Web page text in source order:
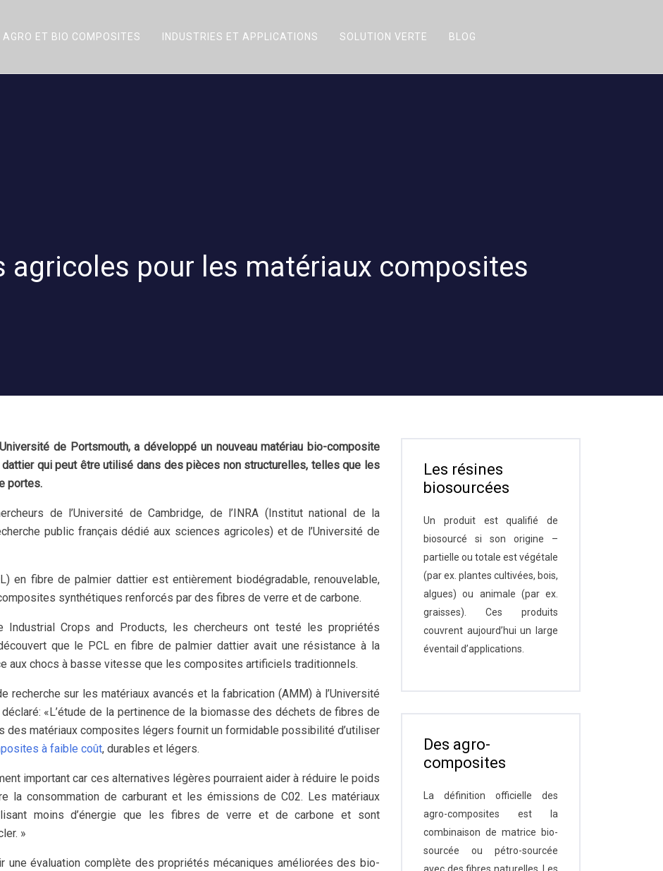
AGRO ET BIO COMPOSITES INDUSTRIES ET APPLICATIONS SOLUTION VERTE BLOG
agricoles pour les matériaux composites
de Portsmouth, a développé un nouveau matériau bio-composite
qui peut être utilisé dans des pièces non structurelles, telles que les
portes.
de l’Université de Cambridge, de l’INRA (Institut national de la
public français dédié aux sciences agricoles) et de l’Université de
en fibre de palmier dattier est entièrement biodégradable, renouvelable,
synthétiques renforcés par des fibres de verre et de carbone.
Industrial Crops and Products, les chercheurs ont testé les propriétés
que le PCL en fibre de palmier dattier avait une résistance à la
aux chocs à basse vitesse que les composites artificiels traditionnels.
recherche sur les matériaux avancés et la fabrication (AMM) à l’Université
«L’étude de la pertinence de la biomasse des déchets de fibres de
des matériaux composites légers fournit un formidable possibilité d’utiliser
à faible coût, durables et légers.
important car ces alternatives légères pourraient aider à réduire le poids
la consommation de carburant et les émissions de C02. Les matériaux
moins d’énergie que les fibres de verre et de carbone et sont
»
une évaluation complète des propriétés mécaniques améliorées des bio-
Les résines
biosourcées
Un produit est qualifié de
biosourcé si son origine –
partielle ou totale est végétale
(par ex. plantes cultivées, bois,
algues) ou animale (par ex.
graisses). Ces produits
couvrent aujourd’hui un large
éventail d’applications.
Des agro-
composites
La définition officielle des
agro-composites est la
combinaison de matrice bio-
sourcée ou pétro-sourcée